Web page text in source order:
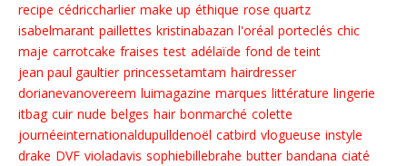
recipe cédriccharlier make up éthique rose quartz
isabelmarant paillettes kristinabazan l'oréal porteclés chic
maje carrotcake fraises test adélaïde fond de teint
jean paul gaultier princessetamtam hairdresser
dorianevanovereem luimagazine marques littérature lingerie
itbag cuir nude belges hair bonmarché colette
journéeinternationaldupulldenoël catbird vlogueuse instyle
drake DVF violadavis sophiebillebrahe butter bandana ciaté